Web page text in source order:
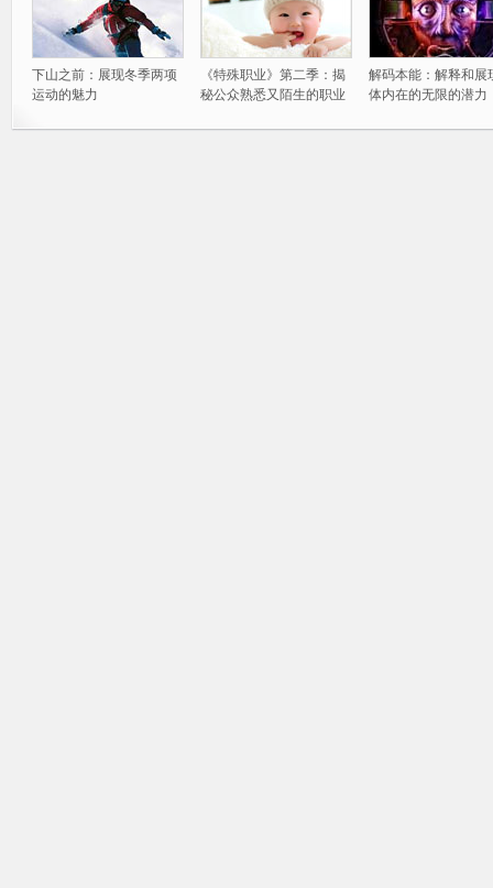
下山之前：展现冬季两项
运动的魅力
《特殊职业》第二季：揭
秘公众熟悉又陌生的职业
解码本能：解释和展
体内在的无限的潜力